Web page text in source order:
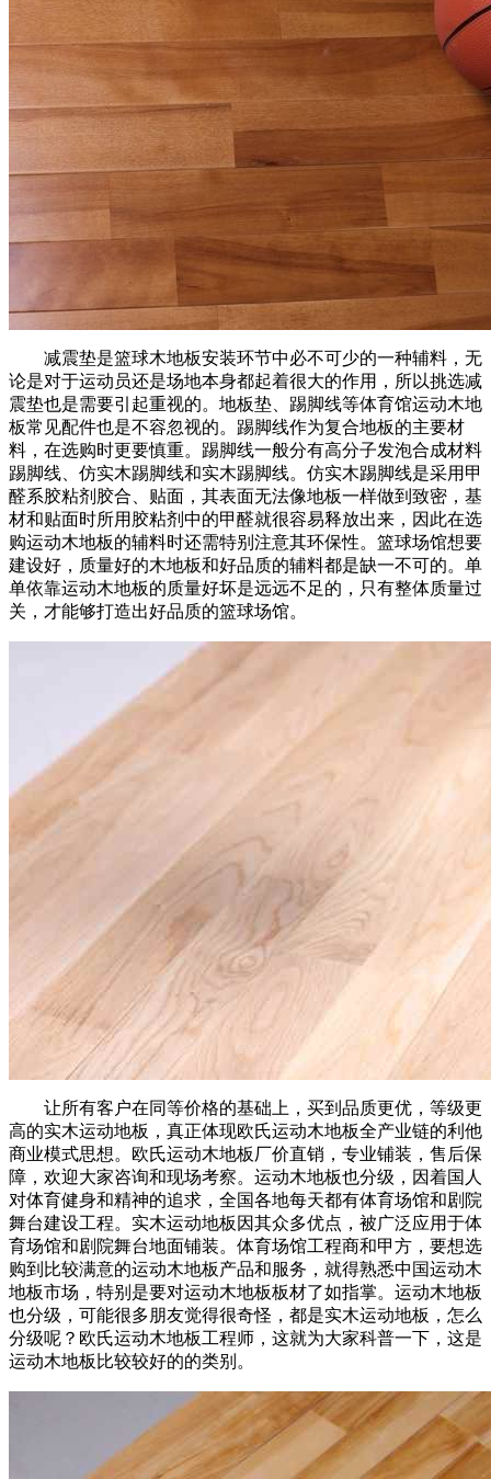
减震垫是篮球木地板安装环节中必不可少的一种辅料，无
论是对于运动员还是场地本身都起着很大的作用，所以挑选减
震垫也是需要引起重视的。地板垫、踢脚线等体育馆运动木地
板常见配件也是不容忽视的。踢脚线作为复合地板的主要材
料，在选购时更要慎重。踢脚线一般分有高分子发泡合成材料
踢脚线、仿实木踢脚线和实木踢脚线。仿实木踢脚线是采用甲
醛系胶粘剂胶合、贴面，其表面无法像地板一样做到致密，基
材和贴面时所用胶粘剂中的甲醛就很容易释放出来，因此在选
购运动木地板的辅料时还需特别注意其环保性。篮球场馆想要
建设好，质量好的木地板和好品质的辅料都是缺一不可的。单
单依靠运动木地板的质量好坏是远远不足的，只有整体质量过
关，才能够打造出好品质的篮球场馆。
让所有客户在同等价格的基础上，买到品质更优，等级更
高的实木运动地板，真正体现欧氏运动木地板全产业链的利他
商业模式思想。欧氏运动木地板厂价直销，专业铺装，售后保
障，欢迎大家咨询和现场考察。运动木地板也分级，因着国人
对体育健身和精神的追求，全国各地每天都有体育场馆和剧院
舞台建设工程。实木运动地板因其众多优点，被广泛应用于体
育场馆和剧院舞台地面铺装。体育场馆工程商和甲方，要想选
购到比较满意的运动木地板产品和服务，就得熟悉中国运动木
地板市场，特别是要对运动木地板板材了如指掌。运动木地板
也分级，可能很多朋友觉得很奇怪，都是实木运动地板，怎么
分级呢？欧氏运动木地板工程师，这就为大家科普一下，这是
运动木地板比较较好的的类别。